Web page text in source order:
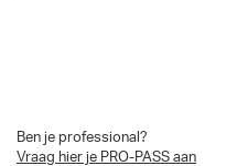
Ben je professional?
Vraag hier je PRO-PASS aan